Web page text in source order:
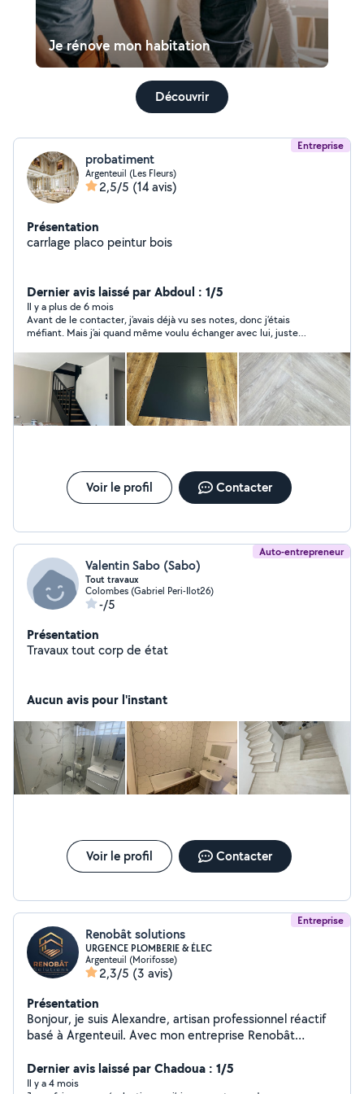
Je rénove mon habitation
Découvrir
Entreprise
probatiment
Argenteuil (Les Fleurs)
2,5/5 (14 avis)
Présentation
carrlage placo peintur bois
Dernier avis laissé par Abdoul : 1/5
Il y a plus de 6 mois
Avant de le contacter, j’avais déjà vu ses notes, donc j’étais
méfiant. Mais j’ai quand même voulu échanger avec lui, juste
incroyable : il propose des tarifs complètement exagérés.
Même un professionnel du bâtiment, en ajoutant toutes ses
charges, ne donnerait pas un prix pareil. Ce monsieur cherche à
gagner de l’argent beaucoup trop facilement sur le dos des
gens. Honnêtement, ne perdez pas votre temps avec lui : c’est
un imposteur qui ne semble même pas connaître son métier
Voir le profil Contacter
Auto-entrepreneur
Valentin Sabo (Sabo)
Tout travaux
Colombes (Gabriel Peri-Ilot26)
-/5
Présentation
Travaux tout corp de état
Aucun avis pour l'instant
Voir le profil Contacter
Entreprise
Renobât solutions
URGENCE PLOMBERIE & ÉLEC
Argenteuil (Morifosse)
2,3/5 (3 avis)
Présentation
Bonjour, je suis Alexandre, artisan professionnel réactif
basé à Argenteuil. Avec mon entreprise Renobât
professionnel à votre service pour vos urgences et
travaux de maison. Mes spécialités d'intervention rapide
Dernier avis laissé par Chadoua : 1/5
Il y a 4 mois